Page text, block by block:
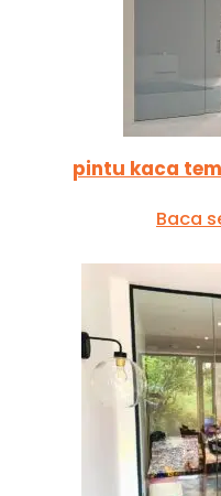
pintu kaca
Baca